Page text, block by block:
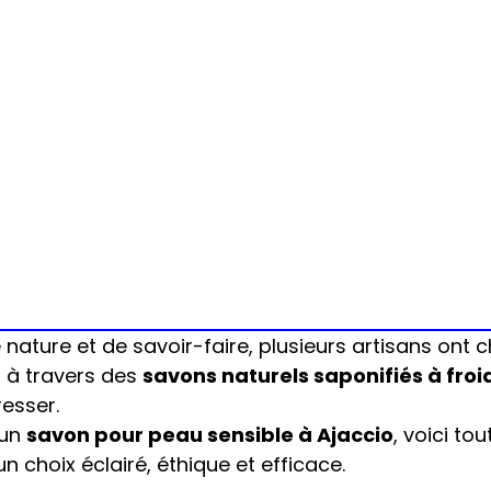
nature et de savoir-faire, plusieurs artisans ont
à travers des savons naturels saponifiés à
savon pour peau sensible à Ajaccio, voici
choix éclairé, éthique et efficace.